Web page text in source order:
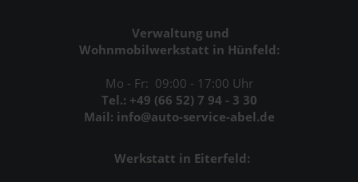
Verwaltung und
Wohnmobilwerkstatt in Hünfeld:
Mo - Fr: 09:00 - 17:00 Uhr
Tel.: +49 (66 52) 7 94 - 3 30
Mail: info@auto-service-abel.de
Werkstatt in Eiterfeld: